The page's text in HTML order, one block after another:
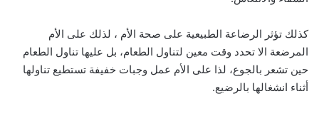
كذلك تؤثر الرضاعة الطبيعية على صحة الأم ، لذلك على الأم
المرضعة الا تحدد وقت معين لتناول الطعام، بل عليها تناول الطعام
حين تشعر بالجوع، لذا على الأم عمل وجبات خفيفة تستطيع تناولها
أثناء انشغالها بالرضيع.